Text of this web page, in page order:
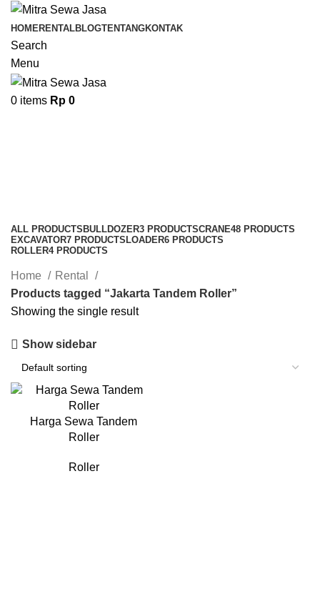
HOMERENTALBLOGTENTANGKONTAK
Search
Menu
0 items Rp 0
ALL PRODUCTS BULLDOZER3 PRODUCTSCRANE48 PRODUCTS
EXCAVATOR7 PRODUCTS LOADER6 PRODUCTS
ROLLER4 PRODUCTS
Home
Rental
Products tagged “Jakarta Tandem Roller”
Showing the single result
Show sidebar
Harga Sewa Tandem
Roller
Roller